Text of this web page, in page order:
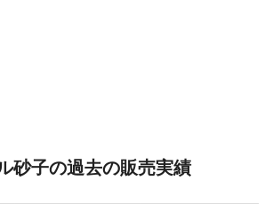
砂子の過去の販売実績